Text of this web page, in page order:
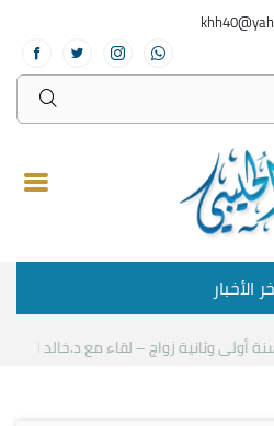
الأخبار
وثانية زواج – لقاء مع د.خالد الحليبي